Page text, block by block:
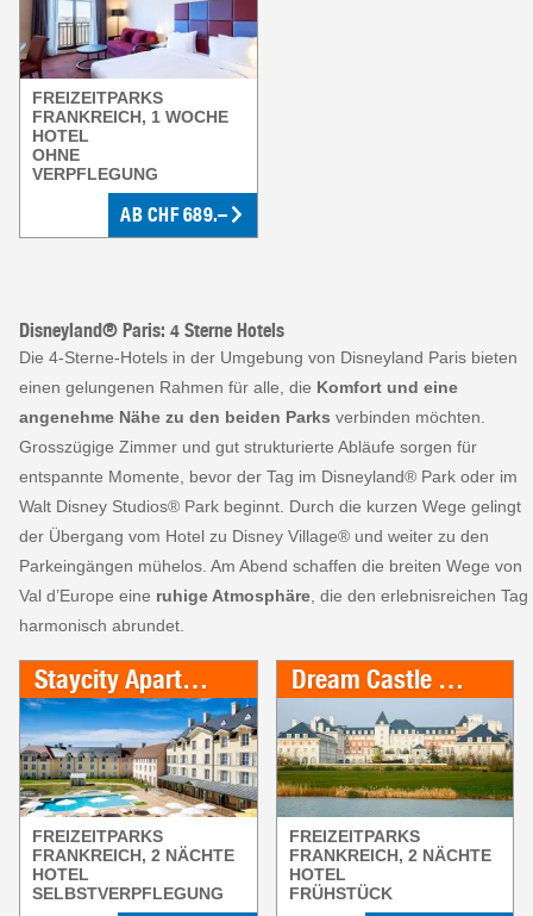
FREIZEITPARKS
FRANKREICH, 1 WOCHE
HOTEL
OHNE
VERPFLEGUNG
AB CHF 689.–
Disneyland® Paris: 4 Sterne Hotels
Die 4‑Sterne‑Hotels in der Umgebung von Disneyland Paris bieten
einen gelungenen Rahmen für alle, die Komfort und eine
angenehme Nähe zu den beiden Parks verbinden möchten.
Grosszügige Zimmer und gut strukturierte Abläufe sorgen für
entspannte Momente, bevor der Tag im Disneyland® Park oder im
Walt Disney Studios® Park beginnt. Durch die kurzen Wege gelingt
der Übergang vom Hotel zu Disney Village® und weiter zu den
Parkeingängen mühelos. Am Abend schaffen die breiten Wege von
Val d’Europe eine ruhige Atmosphäre , die den erlebnisreichen Tag
harmonisch abrundet.
Staycity Aparthotels Paris - inkl. Parkeintritt
FREIZEITPARKS
FRANKREICH, 2 NÄCHTE
HOTEL
SELBSTVERPFLEGUNG
Dream Castle Fabulous Hotels Group - inkl. Parkeintritt
FREIZEITPARKS
FRANKREICH, 2 NÄCHTE
HOTEL
FRÜHSTÜCK